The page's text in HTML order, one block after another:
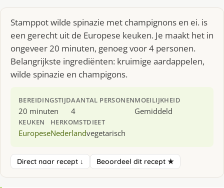
Stamppot wilde spinazie met champignons en ei. is
een gerecht uit de Europese keuken. Je maakt het in
ongeveer 20 minuten, genoeg voor 4 personen.
Belangrijkste ingrediënten: kruimige aardappelen,
wilde spinazie en champigons.
BEREIDINGSTIJD
20 minuten
AANTAL PERSONEN
4
MOEILIJKHEID
Gemiddeld
KEUKEN
Europese
HERKOMST
Nederland
DIEET
vegetarisch
Direct naar recept ↓ Beoordeel dit recept ★